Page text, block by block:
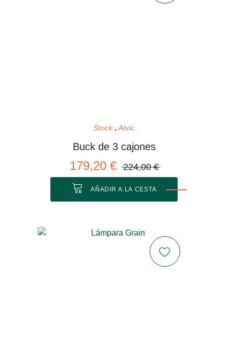
Stock Alvic
Buck de 3 cajones
179,20 € 224,00 €
AÑADIR A LA CESTA